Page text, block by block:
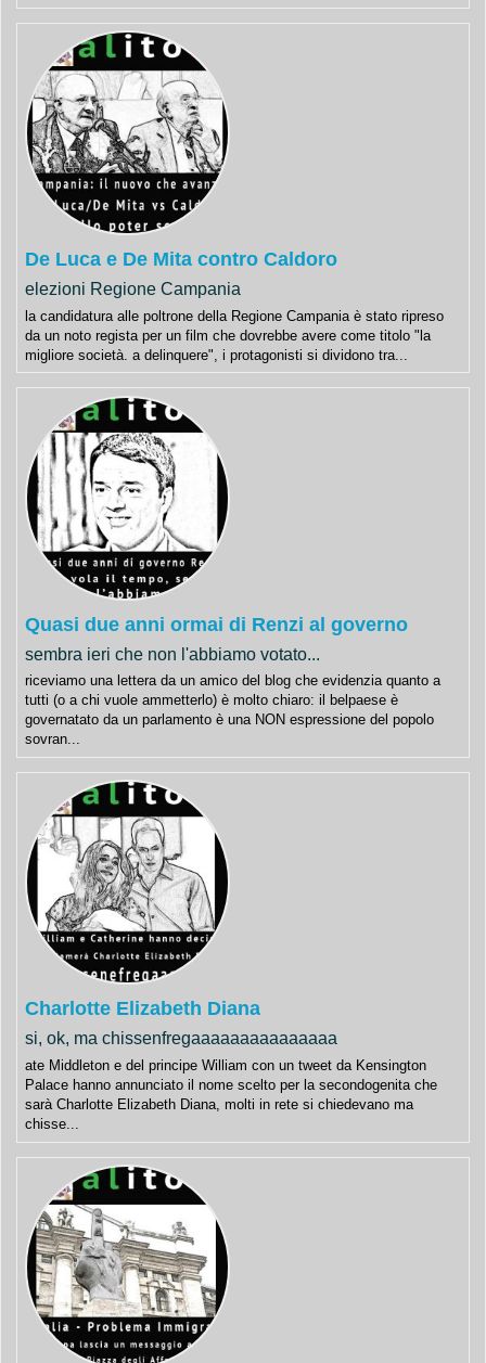
De Luca e De Mita contro Caldoro
elezioni Regione Campania
la candidatura alle poltrone della Regione Campania è stato ripreso
da un noto regista per un film che dovrebbe avere come titolo "la
migliore società. a delinquere", i protagonisti si dividono tra...
Quasi due anni ormai di Renzi al governo
sembra ieri che non l'abbiamo votato...
riceviamo una lettera da un amico del blog che evidenzia quanto a
tutti (o a chi vuole ammetterlo) è molto chiaro: il belpaese è
governatato da un parlamento è una NON espressione del popolo
sovran...
Charlotte Elizabeth Diana
si, ok, ma chissenfregaaaaaaaaaaaaaaa
ate Middleton e del principe William con un tweet da Kensington
Palace hanno annunciato il nome scelto per la secondogenita che
sarà Charlotte Elizabeth Diana, molti in rete si chiedevano ma
chisse...